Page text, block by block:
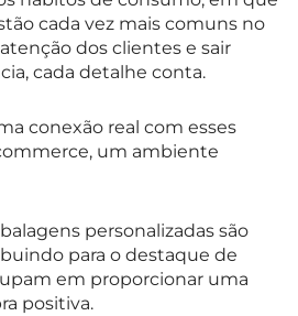
cada vez mais comuns no
dos clientes e sair
cada detalhe conta.
conexão real com esses
um ambiente
personalizadas são
para o destaque de
em proporcionar uma
positiva.